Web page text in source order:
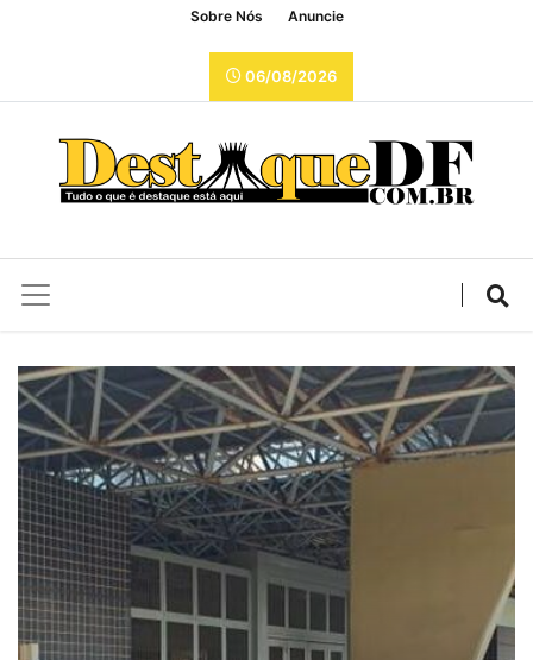
Sobre Nós Anuncie
06/08/2026